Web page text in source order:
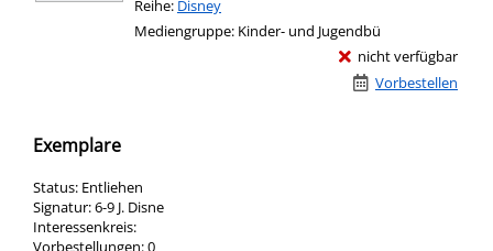
Reihe: Disney
Mediengruppe: Kinder- und Jugendbü
nicht verfügbar
Vorbestellen
Exemplare
Status: Entliehen
Signatur:6-9 J. Disne
Interessenkreis:
Vorbestellungen:0